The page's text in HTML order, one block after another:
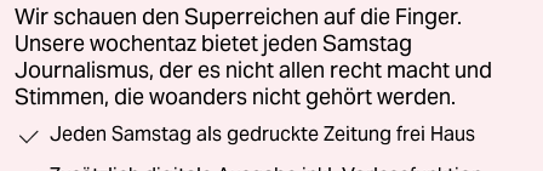
Wir schauen den Superreichen auf die Finger.
Unsere wochentaz bietet jeden Samstag
Journalismus, der es nicht allen recht macht und
Stimmen, die woanders nicht gehört werden.
Jeden Samstag als gedruckte Zeitung frei Haus